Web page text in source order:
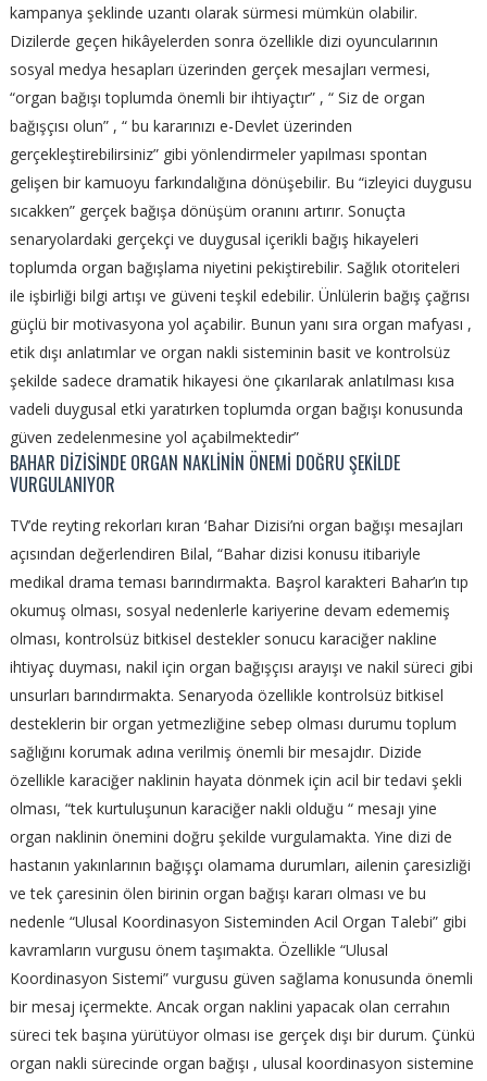
kampanya şeklinde uzantı olarak sürmesi mümkün olabilir.
Dizilerde geçen hikâyelerden sonra özellikle dizi oyuncularının
sosyal medya hesapları üzerinden gerçek mesajları vermesi,
“organ bağışı toplumda önemli bir ihtiyaçtır” , “ Siz de organ
bağışçısı olun” , “ bu kararınızı e-Devlet üzerinden
gerçekleştirebilirsiniz” gibi yönlendirmeler yapılması spontan
gelişen bir kamuoyu farkındalığına dönüşebilir. Bu “izleyici duygusu
sıcakken” gerçek bağışa dönüşüm oranını artırır. Sonuçta
senaryolardaki gerçekçi ve duygusal içerikli bağış hikayeleri
toplumda organ bağışlama niyetini pekiştirebilir. Sağlık otoriteleri
ile işbirliği bilgi artışı ve güveni teşkil edebilir. Ünlülerin bağış çağrısı
güçlü bir motivasyona yol açabilir. Bunun yanı sıra organ mafyası ,
etik dışı anlatımlar ve organ nakli sisteminin basit ve kontrolsüz
şekilde sadece dramatik hikayesi öne çıkarılarak anlatılması kısa
vadeli duygusal etki yaratırken toplumda organ bağışı konusunda
güven zedelenmesine yol açabilmektedir”
BAHAR DİZİSİNDE ORGAN NAKLİNİN ÖNEMİ DOĞRU ŞEKİLDE
VURGULANIYOR
TV’de reyting rekorları kıran ‘Bahar Dizisi’ni organ bağışı mesajları
açısından değerlendiren Bilal, “Bahar dizisi konusu itibariyle
medikal drama teması barındırmakta. Başrol karakteri Bahar’ın tıp
okumuş olması, sosyal nedenlerle kariyerine devam edememiş
olması, kontrolsüz bitkisel destekler sonucu karaciğer nakline
ihtiyaç duyması, nakil için organ bağışçısı arayışı ve nakil süreci gibi
unsurları barındırmakta. Senaryoda özellikle kontrolsüz bitkisel
desteklerin bir organ yetmezliğine sebep olması durumu toplum
sağlığını korumak adına verilmiş önemli bir mesajdır. Dizide
özellikle karaciğer naklinin hayata dönmek için acil bir tedavi şekli
olması, “tek kurtuluşunun karaciğer nakli olduğu “ mesajı yine
organ naklinin önemini doğru şekilde vurgulamakta. Yine dizi de
hastanın yakınlarının bağışçı olamama durumları, ailenin çaresizliği
ve tek çaresinin ölen birinin organ bağışı kararı olması ve bu
nedenle “Ulusal Koordinasyon Sisteminden Acil Organ Talebi” gibi
kavramların vurgusu önem taşımakta. Özellikle “Ulusal
Koordinasyon Sistemi” vurgusu güven sağlama konusunda önemli
bir mesaj içermekte. Ancak organ naklini yapacak olan cerrahın
süreci tek başına yürütüyor olması ise gerçek dışı bir durum. Çünkü
organ nakli sürecinde organ bağışı , ulusal koordinasyon sistemine